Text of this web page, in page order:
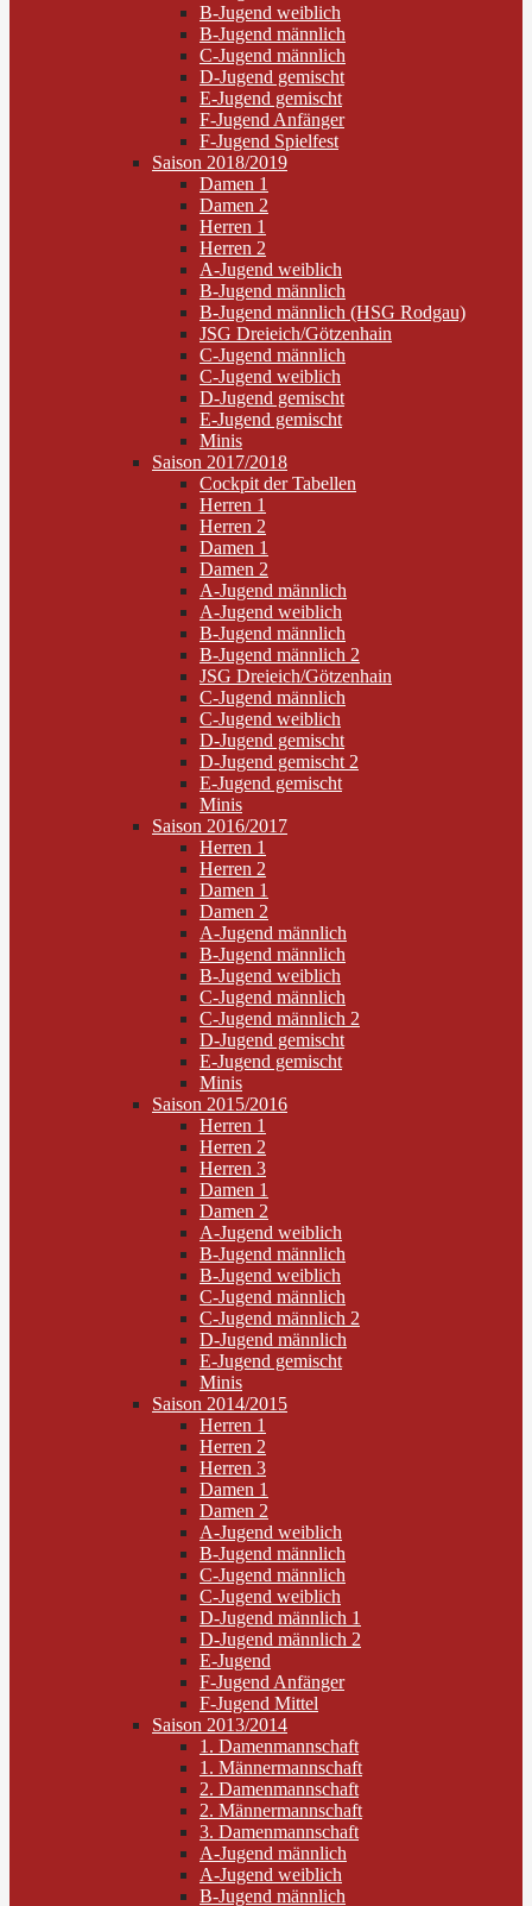
B-Jugend weiblich
B-Jugend männlich
C-Jugend männlich
D-Jugend gemischt
E-Jugend gemischt
F-Jugend Anfänger
F-Jugend Spielfest
Saison 2018/2019
Damen 1
Damen 2
Herren 1
Herren 2
A-Jugend weiblich
B-Jugend männlich
B-Jugend männlich (HSG Rodgau)
JSG Dreieich/Götzenhain
C-Jugend männlich
C-Jugend weiblich
D-Jugend gemischt
E-Jugend gemischt
Minis
Saison 2017/2018
Cockpit der Tabellen
Herren 1
Herren 2
Damen 1
Damen 2
A-Jugend männlich
A-Jugend weiblich
B-Jugend männlich
B-Jugend männlich 2
JSG Dreieich/Götzenhain
C-Jugend männlich
C-Jugend weiblich
D-Jugend gemischt
D-Jugend gemischt 2
E-Jugend gemischt
Minis
Saison 2016/2017
Herren 1
Herren 2
Damen 1
Damen 2
A-Jugend männlich
B-Jugend männlich
B-Jugend weiblich
C-Jugend männlich
C-Jugend männlich 2
D-Jugend gemischt
E-Jugend gemischt
Minis
Saison 2015/2016
Herren 1
Herren 2
Herren 3
Damen 1
Damen 2
A-Jugend weiblich
B-Jugend männlich
B-Jugend weiblich
C-Jugend männlich
C-Jugend männlich 2
D-Jugend männlich
E-Jugend gemischt
Minis
Saison 2014/2015
Herren 1
Herren 2
Herren 3
Damen 1
Damen 2
A-Jugend weiblich
B-Jugend männlich
C-Jugend männlich
C-Jugend weiblich
D-Jugend männlich 1
D-Jugend männlich 2
E-Jugend
F-Jugend Anfänger
F-Jugend Mittel
Saison 2013/2014
1. Damenmannschaft
1. Männermannschaft
2. Damenmannschaft
2. Männermannschaft
3. Damenmannschaft
A-Jugend männlich
A-Jugend weiblich
B-Jugend männlich